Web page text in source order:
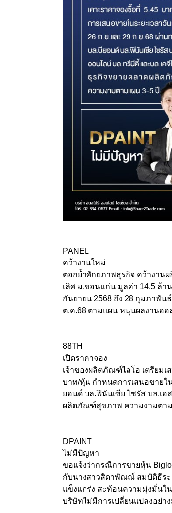
PANEL
คว้างานใหม่
ตอกย้ำศักยภาพธุรกิจ คว้างาน
เลิศ ม.ขอนแก่น มูลค่า 14.5 ล้า
กันยายน 2568 ถึง 28 กุมภาพัน
ต.ค.68 ตามแผน หนุนผลงานออ
88TH
เปิดราคาจอง
เจ้าของผลิตภัณฑ์ไลโอ เตรียมเ
บาท/หุ้น กำหนดการเสนอขายใ
ยอนด์ บล.ฟินันเซีย ไซรัส บล.เ
ผลิตภัณฑ์สุขภาพ ความงามตาม
DPAINT
ไม่มีปัญหา
ขอแจ้งว่ากรณีการขายหุ้น
กับนางสาวสิดาพัณณ์ สมบัติธีระ
แข็งแกร่ง สะท้อนความมุ่งมั่นใ
บริษัทไม่มีการเปลี่ยนแปลงอย่า